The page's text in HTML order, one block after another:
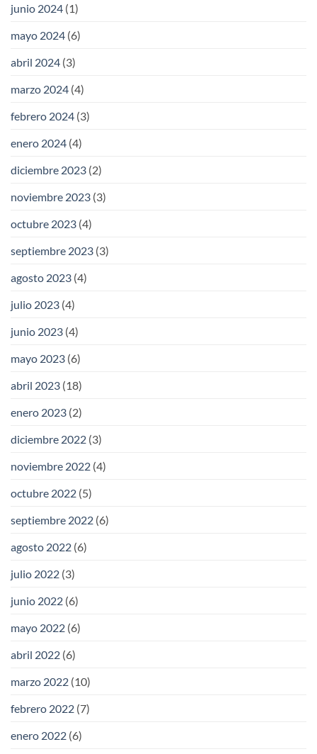
junio 2024 (1)
mayo 2024 (6)
abril 2024 (3)
marzo 2024 (4)
febrero 2024 (3)
enero 2024 (4)
diciembre 2023 (2)
noviembre 2023 (3)
octubre 2023 (4)
septiembre 2023 (3)
agosto 2023 (4)
julio 2023 (4)
junio 2023 (4)
mayo 2023 (6)
abril 2023 (18)
enero 2023 (2)
diciembre 2022 (3)
noviembre 2022 (4)
octubre 2022 (5)
septiembre 2022 (6)
agosto 2022 (6)
julio 2022 (3)
junio 2022 (6)
mayo 2022 (6)
abril 2022 (6)
marzo 2022 (10)
febrero 2022 (7)
enero 2022 (6)